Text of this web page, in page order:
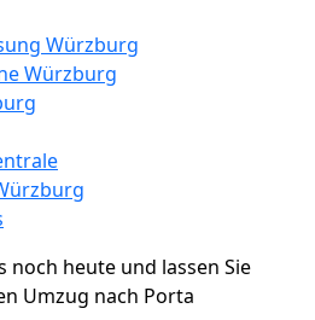
Würzburg
Würzburg
noch heute und lassen Sie
Umzug nach Porta